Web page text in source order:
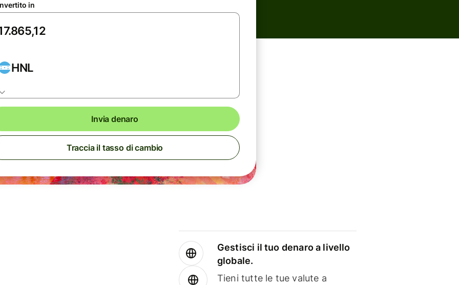
in
HNL
Invia denaro
Traccia il tasso di cambio
Gestisci il tuo denaro a livello
globale.
Tieni tutte le tue valute a